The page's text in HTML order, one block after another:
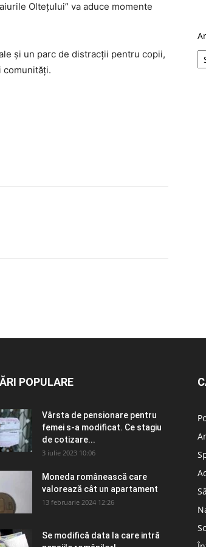
Oltețului” va aduce momente
și un parc de distracții pentru copii,
comunități.
POPULARE
Vârsta de pensionare pentru
femei s-a modificat. Ce stagiu
de cotizare...
3 iulie 2023 10:06
Moneda românească care
valorează cât un apartament
13 februarie 2024 12:26
Se modifică data la care intră